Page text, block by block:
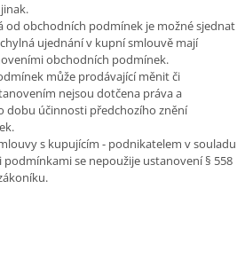
od obchodních podmínek je možné sjednat
ujednání v kupní smlouvě mají
obchodních podmínek.
může prodávající měnit či
nejsou dotčena práva a
dobu účinnosti předchozího znění
s kupujícím - podnikatelem v souladu
se nepoužije ustanovení § 558